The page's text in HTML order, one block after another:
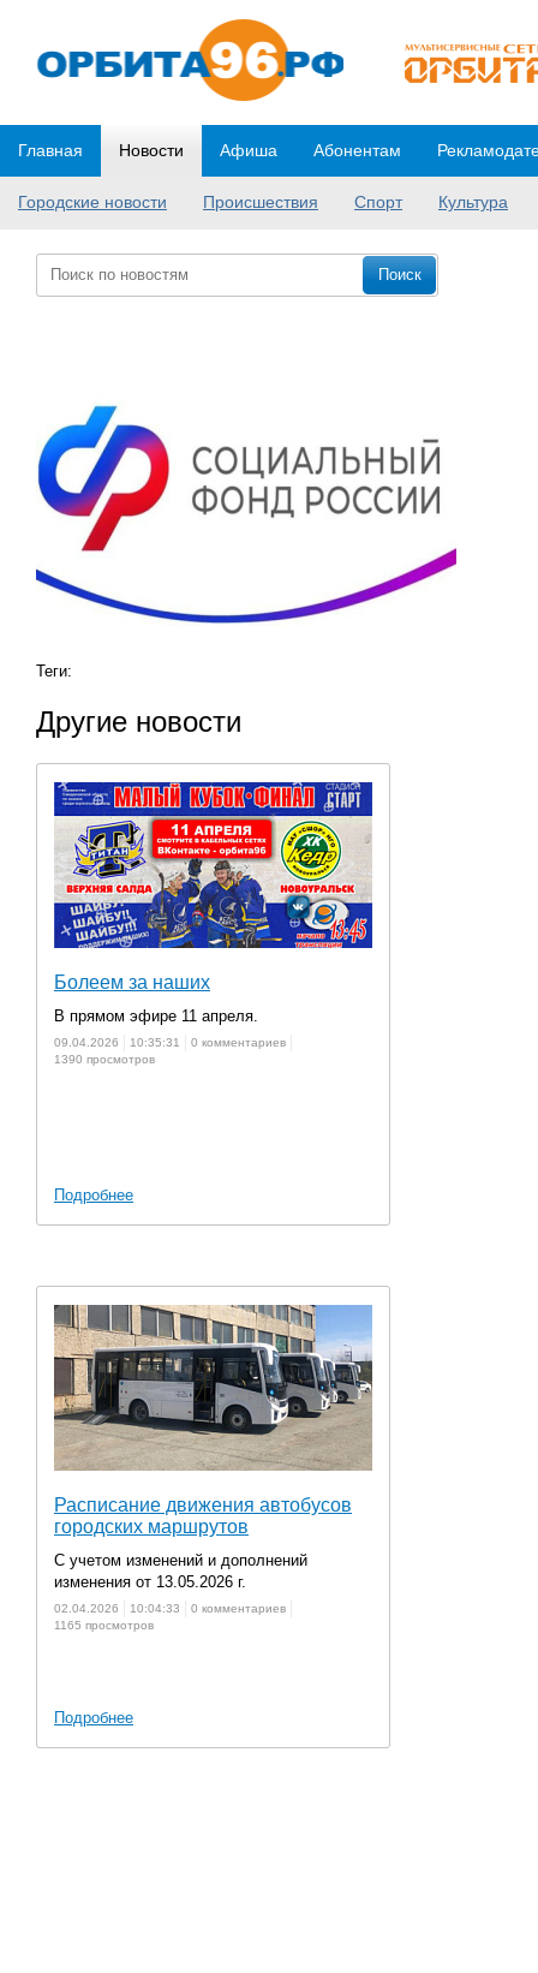
Главная Новости
Городские новости Происшествия Спорт Культура
Афиша Абонентам
Теги:
Другие новости
Болеем за наших
В прямом эфире 11 апреля.
09.04.2026 10:35:31
0 комментариев
1390 просмотров
Подробнее
Расписание движения автобусов
городских маршрутов
С учетом изменений и дополнений
изменения от 13.05.2026 г.
02.04.2026 10:04:33
0 комментариев
1165 просмотров
Подробнее